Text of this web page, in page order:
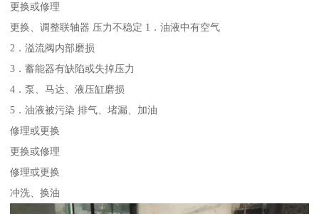
更换或修理
更换、调整联轴器 压力不稳定 1．油液中有空气
2．溢流阀内部磨损
3．蓄能器有缺陷或失掉压力
4．泵、马达、液压缸磨损
5．油液被污染 排气、堵漏、加油
修理或更换
更换或修理
修理或更换
冲洗、换油